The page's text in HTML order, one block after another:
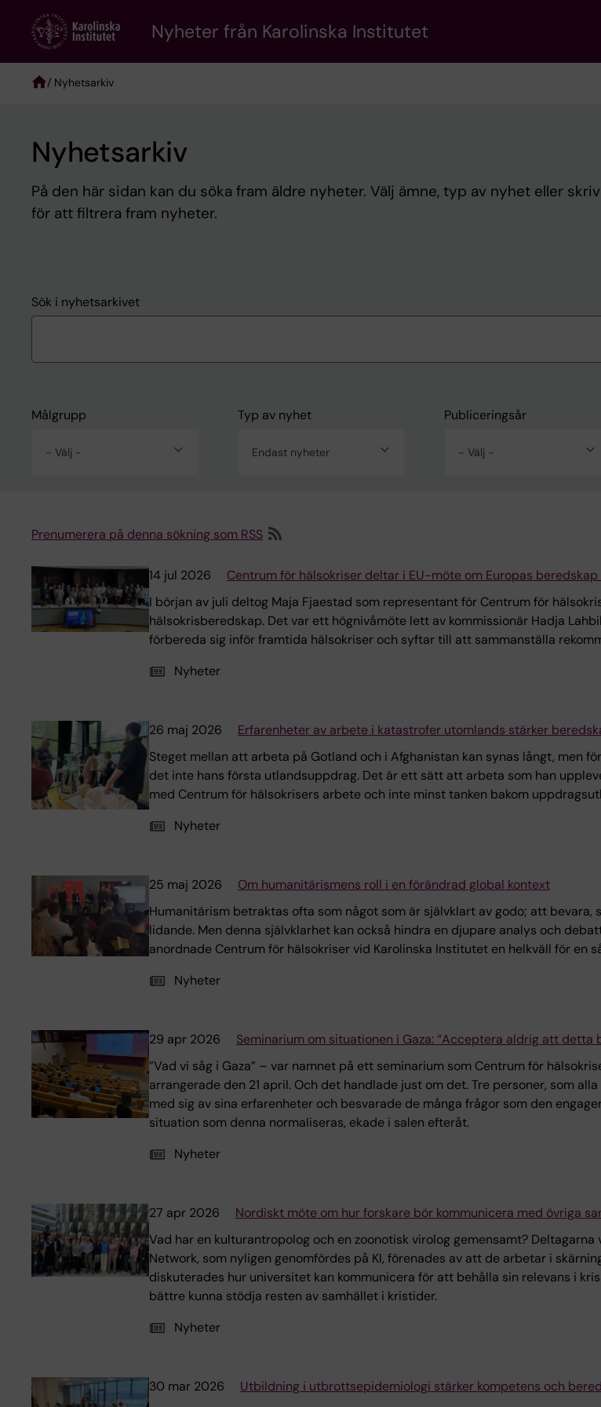
content
Nyheter från Karolinska Institutet
/ Nyhetsarkiv
Nyhetsarkiv
På den här sidan kan du söka fram äldre nyheter. Välj ämne, typ av nyhet eller
för att filtrera fram nyheter.
Sök i nyhetsarkivet
Målgrupp
- Välj -
Typ av nyhet
Endast nyheter
Publiceringsår
- Välj -
Prenumerera på denna sökning som RSS
14 jul 2026
Centrum för hälsokriser deltar i EU-möte om Europas
I början av juli deltog Maja Fjaestad som representant för Centrum för
hälsokrisberedskap. Det var ett högnivåmöte lett av kommissionär Hadja
förbereda sig inför framtida hälsokriser och syftar till att sammanställa
Nyheter
26 maj 2026
Erfarenheter av arbete i katastrofer utomlands stärker
Steget mellan att arbeta på Gotland och i Afghanistan kan synas långt, men
det inte hans första utlandsuppdrag. Det är ett sätt att arbeta som han
med Centrum för hälsokrisers arbete och inte minst tanken bakom
Nyheter
25 maj 2026
Om humanitärismens roll i en förändrad global kontext
Humanitärism betraktas ofta som något som är självklart av godo; att
lidande. Men denna självklarhet kan också hindra en djupare analys och
anordnade Centrum för hälsokriser vid Karolinska Institutet en helkväll för en
Nyheter
29 apr 2026
Seminarium om situationen i Gaza: “Acceptera aldrig att detta
”Vad vi såg i Gaza” – var namnet på ett seminarium som Centrum för
arrangerade den 21 april. Och det handlade just om det. Tre personer, som
med sig av sina erfarenheter och besvarade de många frågor som den
situation som denna normaliseras, ekade i salen efteråt.
Nyheter
27 apr 2026
Nordiskt möte om hur forskare bör kommunicera med övriga
Vad har en kulturan­tropolog och en zoonotisk virolog gemensamt?
Network, som nyligen genomfördes på KI, förenades av att de arbetar i
diskuterades hur universitet kan kommunicera för att behålla sin relevans i
bättre kunna stödja resten av samhället i kristider.
Nyheter
30 mar 2026
Utbildning i utbrottsepidemiologi stärker kompetens och